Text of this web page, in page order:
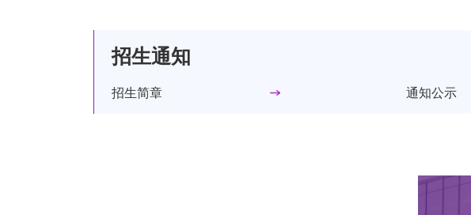
招生通知
招生简章 通知公示